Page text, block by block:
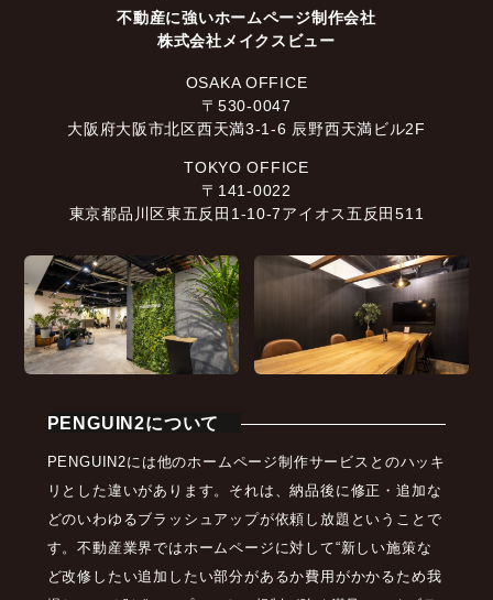
不動産に強いホームページ制作会社
株式会社メイクスビュー
OSAKA OFFICE
〒530-0047
大阪府大阪市北区西天満3-1-6 辰野西天満ビル2F
TOKYO OFFICE
〒141-0022
東京都品川区東五反田1-10-7アイオス五反田511
PENGUIN2について
PENGUIN2には他のホームページ制作サービスとのハッキ
リとした違いがあります。それは、納品後に修正・追加な
どのいわゆるブラッシュアップが依頼し放題ということで
す。不動産業界ではホームページに対して“新しい施策な
ど改修したい追加したい部分があるか費用がかかるため我